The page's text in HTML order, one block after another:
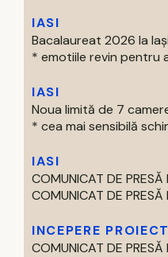
IASI
Bacalaureat 2026 la
* emotiile revin pentru
IASI
Noua limită de 7
* cea mai sensibilă
IASI
COMUNICAT DE
COMUNICAT DE
INCEPERE
COMUNICAT DE